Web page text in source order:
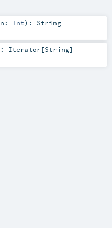
n: Int) : String
: Iterator [String]